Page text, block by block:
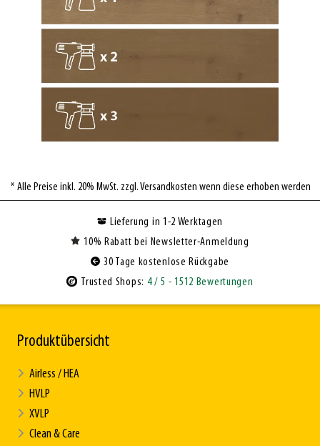
* Alle Preise inkl. 20% MwSt. zzgl. Versandkosten wenn diese erhoben werden
Lieferung in 1-2 Werktagen
10% Rabatt bei Newsletter-Anmeldung
30 Tage kostenlose Rückgabe
Trusted Shops: 4/ 5 - 1512 Bewertungen
Produktübersicht
Airless / HEA
HVLP
XVLP
Clean & Care